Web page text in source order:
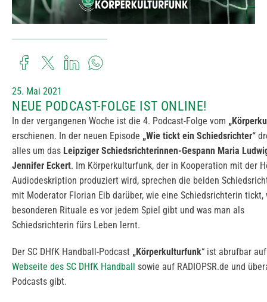
25. Mai 2021
NEUE PODCAST-FOLGE IST ONLINE!
In der vergangenen Woche ist die 4. Podcast-Folge vom
erschienen. In der neuen Episode „Wie tickt ein Schiedsrichter“
alles um das Leipziger Schiedsrichterinnen-Gespann Maria
Jennifer Eckert. Im Körperkulturfunk, der in Kooperation mit der
Audiodeskription produziert wird, sprechen die beiden
mit Moderator Florian Eib darüber, wie eine Schiedsrichterin tickt,
besonderen Rituale es vor jedem Spiel gibt und was man als
Schiedsrichterin fürs Leben lernt.
Der SC DHfK Handball-Podcast „Körperkulturfunk“ ist abrufbar
Webseite des SC DHfK Handball
sowie auf RADIOPSR.de und
Podcasts gibt.